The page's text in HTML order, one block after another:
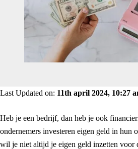
Last Updated on: 11th april 2024, 10:27
Heb je een bedrijf, dan heb je ook
ondernemers investeren eigen geld in hun
wil je niet altijd je eigen geld inzetten